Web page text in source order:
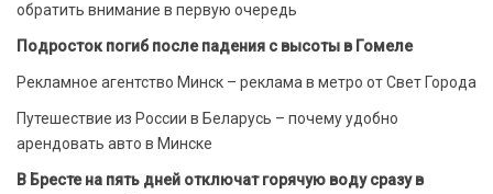
обратить внимание в первую очередь
Подросток погиб после падения с высоты в Гомеле
Рекламное агентство Минск – реклама в метро от Свет Города
Путешествие из России в Беларусь – почему удобно
арендовать авто в Минске
В Бресте на пять дней отключат горячую воду сразу в